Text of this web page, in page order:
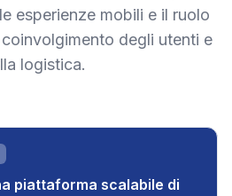
esperienze mobili e il ruolo
degli utenti e
logistica.
piattaforma scalabile di